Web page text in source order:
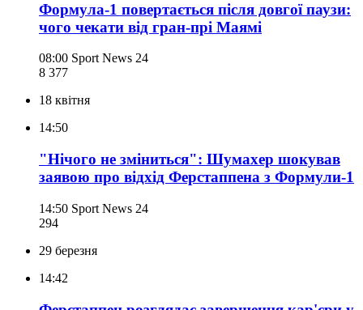
Формула-1 повертається після довгої паузи:
чого чекати від гран-прі Маямі
08:00 Sport News 24
8 377
18 квітня
14:50
"Нічого не зміниться": Шумахер шокував
заявою про відхід Ферстаппена з Формули-1
14:50 Sport News 24
294
29 березня
14:42